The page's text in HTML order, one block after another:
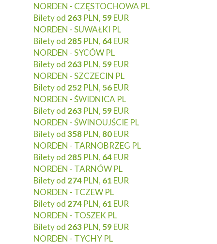
NORDEN - CZĘSTOCHOWA PL
Bilety od 263 PLN, 59EUR
NORDEN - SUWAŁKI PL
Bilety od 285 PLN, 64EUR
NORDEN - SYCÓW PL
Bilety od 263 PLN, 59EUR
NORDEN - SZCZECIN PL
Bilety od 252 PLN, 56EUR
NORDEN - ŚWIDNICA PL
Bilety od 263 PLN, 59EUR
NORDEN - ŚWINOUJŚCIE PL
Bilety od358 PLN, 80EUR
NORDEN - TARNOBRZEG PL
Bilety od 285 PLN, 64EUR
NORDEN - TARNÓW PL
Bilety od 274 PLN, 61 EUR
NORDEN - TCZEW PL
Bilety od 274 PLN, 61 EUR
NORDEN - TOSZEK PL
Bilety od 263 PLN, 59EUR
NORDEN - TYCHY PL